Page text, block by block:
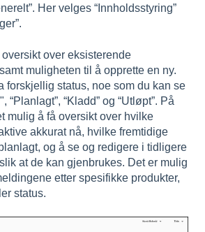
Her velges “Innholdsstyring”
over eksisterende
muligheten til å opprette en ny.
forskjellig status, noe som du kan se
“Planlagt”, “Kladd” og “Utløpt”. På
mulig å få oversikt over hvilke
akkurat nå, hvilke fremtidige
og å se og redigere i tidligere
at de kan gjenbrukes. Det er mulig
etter spesifikke produkter,
status.